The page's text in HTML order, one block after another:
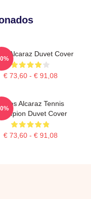
Alcaraz Duvet Cover
€ 73,60 - € 91,08
Carlos Alcaraz Tennis
Duvet Cover
€ 73,60 - € 91,08